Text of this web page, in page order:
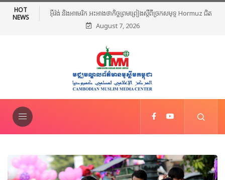
HOT
NEWS
អ៊ីរ៉ង់ និងអាមេរិក អះអាងថាកិច្ចព្រមព្រៀងស្តីពីច្រកសមុទ្ទ Hormuz ជិត
សម្រេចបានហើយ
August 7, 2026